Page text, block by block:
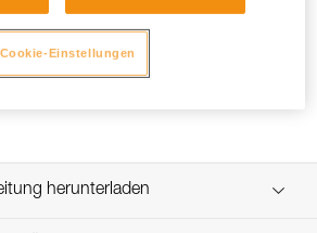
DUAL-Kinnband-
herunterladen
Cookie-Einstellungen